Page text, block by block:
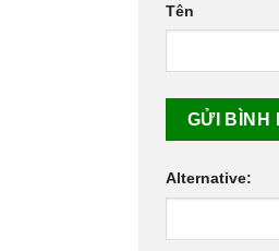
Tên
Alternative: